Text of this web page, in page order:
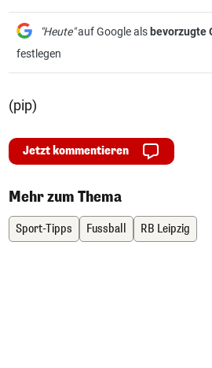
"Heute"auf Google als bevorzugte
festlegen
(pip)
Jetzt kommentieren
Mehr zum Thema
Sport-Tipps Fussball RB Leipzig